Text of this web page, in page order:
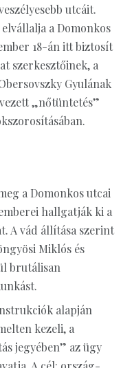
utcáit.
a Domonkos
18-án itt biztosít
szerkesztőinek, a
Gyulának
„nőtüntetés”
a Domonkos utcai
hallgatják ki a
A vád állítása szerint
Miklós és
brutálisan
alapján
kezeli, a
jegyében” az ügy